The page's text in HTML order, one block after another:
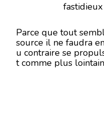
fastidieux
Parce que tout
source il ne faudra
u contraire se
t comme plus